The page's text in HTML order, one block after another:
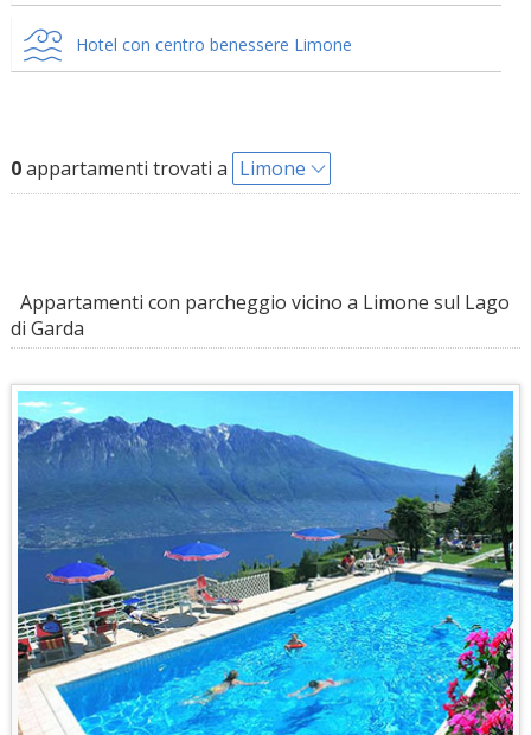
Hotel con centro benessere Limone
0appartamenti trovati a Limone
Appartamenti con parcheggio vicino a Limone sul Lago
di Garda